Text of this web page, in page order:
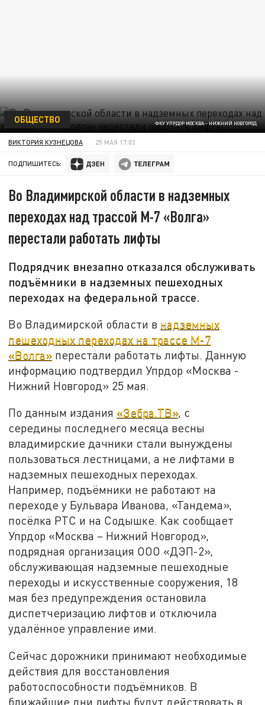
ФКУ УПРДОР МОСКВА – НИЖНИЙ НОВГОРОД
ОБЩЕСТВО
ВИКТОРИЯ КУЗНЕЦОВА 25 МАЯ 17:03
ПОДПИШИТЕСЬ:
Во Владимирской области в надземных
переходах над трассой М-7 «Волга»
перестали работать лифты
Подрядчик внезапно отказался обслуживать
подъёмники в надземных пешеходных
переходах на федеральной трассе.
Во Владимирской области в надземных
пешеходных переходах на трассе М-7
«Волга» перестали работать лифты. Данную
информацию подтвердил Упрдор «Москва -
Нижний Новгород» 25 мая.
По данным издания «Зебра.ТВ», с
середины последнего месяца весны
владимирские дачники стали вынуждены
пользоваться лестницами, а не лифтами в
надземных пешеходных переходах.
Например, подъёмники не работают на
переходе у Бульвара Иванова, «Тандема»,
посёлка РТС и на Содышке. Как сообщает
Упрдор «Москва – Нижний Новгород»,
подрядная организация ООО «ДЭП-2»,
обслуживающая надземные пешеходные
переходы и искусственные сооружения, 18
мая без предупреждения остановила
диспетчеризацию лифтов и отключила
удалённое управление ими.
Сейчас дорожники принимают необходимые
действия для восстановления
работоспособности подъёмников. В
ближайшие дни лифты будут действовать в